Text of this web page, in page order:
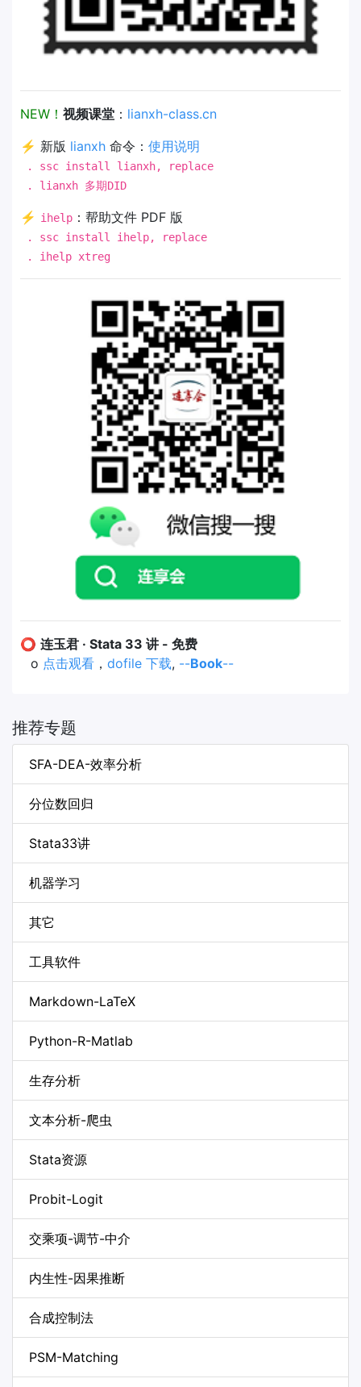
NEW！ 视频课堂 ： lianxh-class.cn
⚡ 新版 lianxh 命令： 使用说明
. ssc install lianxh, replace
. lianxh 多期DID
⚡ ihelp ：帮助文件 PDF 版
. ssc install ihelp, replace
. ihelp xtreg
⭕ 连玉君 · Stata 33 讲 - 免费
o 点击观看 ， dofile 下载, --Book--
推荐专题
SFA-DEA-效率分析
分位数回归
Stata33讲
机器学习
其它
工具软件
Markdown-LaTeX
Python-R-Matlab
生存分析
文本分析-爬虫
Stata资源
Probit-Logit
交乘项-调节-中介
内生性-因果推断
合成控制法
PSM-Matching